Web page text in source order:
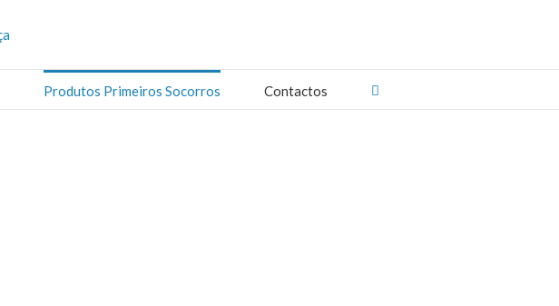
Produtos Primeiros Socorros Contactos